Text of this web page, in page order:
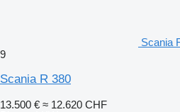
Scania
9
Scania R 380
13.500 € ≈ 12.620 CHF